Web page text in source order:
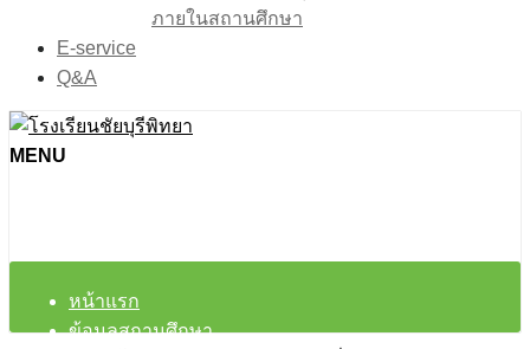
ภายในสถานศึกษา
E-service
Q&A
MENU
หน้าแรก
ข้อมูลสถานศึกษา